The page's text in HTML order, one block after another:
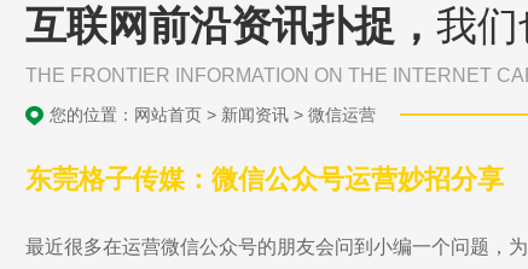
互联网前沿资讯扑捉，我们
THE FRONTIER INFORMATION ON THE INTERNET
您的位置： 网站首页 > 新闻资讯 >微信运营
东莞格子传媒：微信公众号运营妙招分享
最近很多在运营微信公众号的朋友会问到小编一个问题，